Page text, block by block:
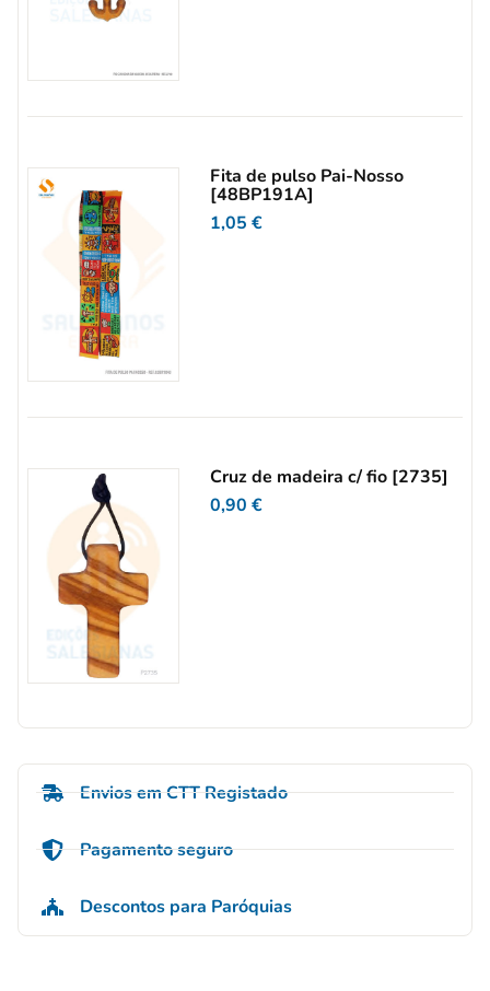
Fita de pulso Pai-Nosso
[48BP191A]
1,05€
Cruz de madeira c/ fio [2735]
0,90€
Envios em CTT Registado
Pagamento seguro
Descontos para Paróquias